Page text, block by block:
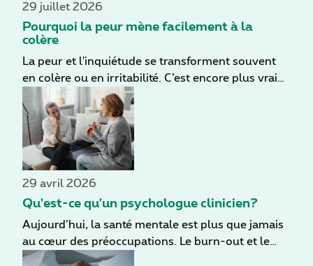
29 juillet 2026
Pourquoi la peur mène facilement à la
colère
La peur et l'inquiétude se transforment souvent
en colère ou en irritabilité. C’est encore plus vrai
en période de stress. Dans ces moments-là, le
moindre déclencheur peut provoquer plus
rapidement une réaction émotionnelle intense.
29 avril 2026
Qu'est-ce qu'un psychologue clinicien?
Aujourd’hui, la santé mentale est plus que jamais
au cœur des préoccupations. Le burn-out et le
stress touchent de plus en plus de personnes,